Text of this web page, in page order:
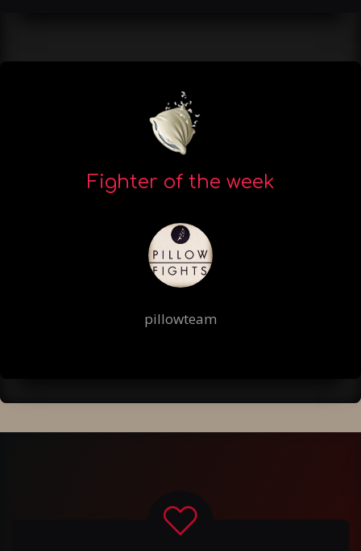
Fighter of the week
pillowteam